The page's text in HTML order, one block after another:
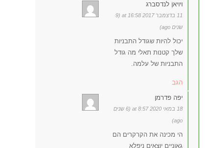
ויויאן לנדסברג
11 בדצמבר 2017 at 16:58 (9
שנים ago)
יכול להיות שגודל התבניות
שלך קטנות תאלי מה גודל
התבניות של עלמה.
הגב
יפה פדרמן
18 במאי 2020 at 8:57 (6 שנים
ago)
הי מכינה את הקרקרים הם
גאוניים יוצאים ניפלא